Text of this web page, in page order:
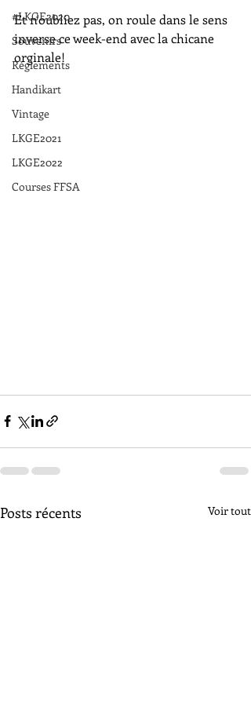
#LKGE2020
Souvenirs
Règlements
Handikart
Vintage
LKGE2021
LKGE2022
Courses FFSA
Et n'oubliez pas, on roule dans le sens
inverse ce week-end avec la chicane
orginale!
Posts récents Voir tout